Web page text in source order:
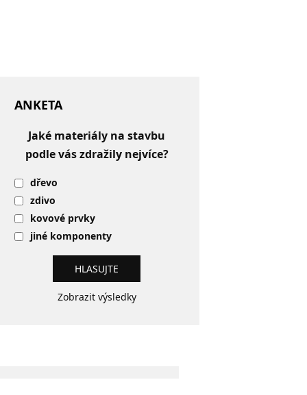
ANKETA
Jaké materiály na stavbu
podle vás zdražily nejvíce?
dřevo
zdivo
kovové prvky
jiné komponenty
Zobrazit výsledky